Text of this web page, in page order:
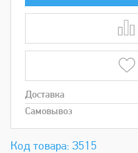
Код товара: З515
Доставка
Самовывоз